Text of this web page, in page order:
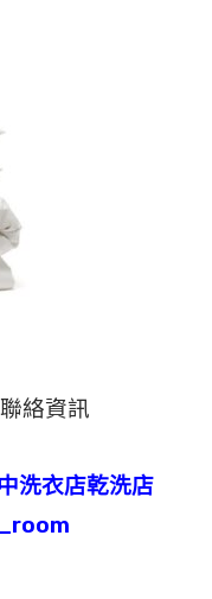
絡資訊
洗衣店乾洗店